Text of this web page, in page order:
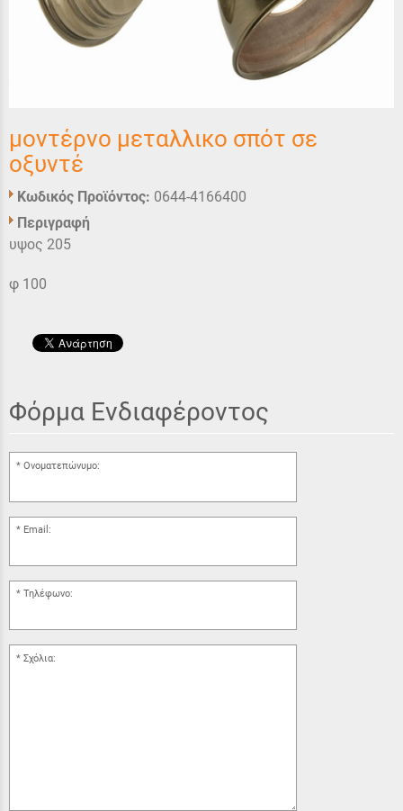
μοντέρνο μεταλλικο σπότ σε
οξυντέ
Κωδικός Προϊόντος: 0644-4166400
Περιγραφή
υψος 205
φ 100
Φόρμα Ενδιαφέροντος
Ονοματεπώνυμο:
Email:
Τηλέφωνο:
Σχόλια: